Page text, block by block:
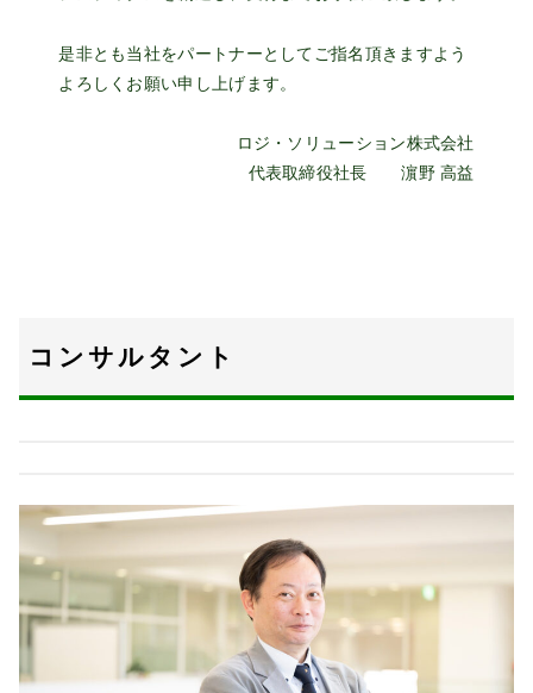
是非とも当社をパートナーとしてご指名頂きますよう
よろしくお願い申し上げます。
ロジ・ソリューション株式会社
代表取締役社長 濵野 高益
コンサルタント